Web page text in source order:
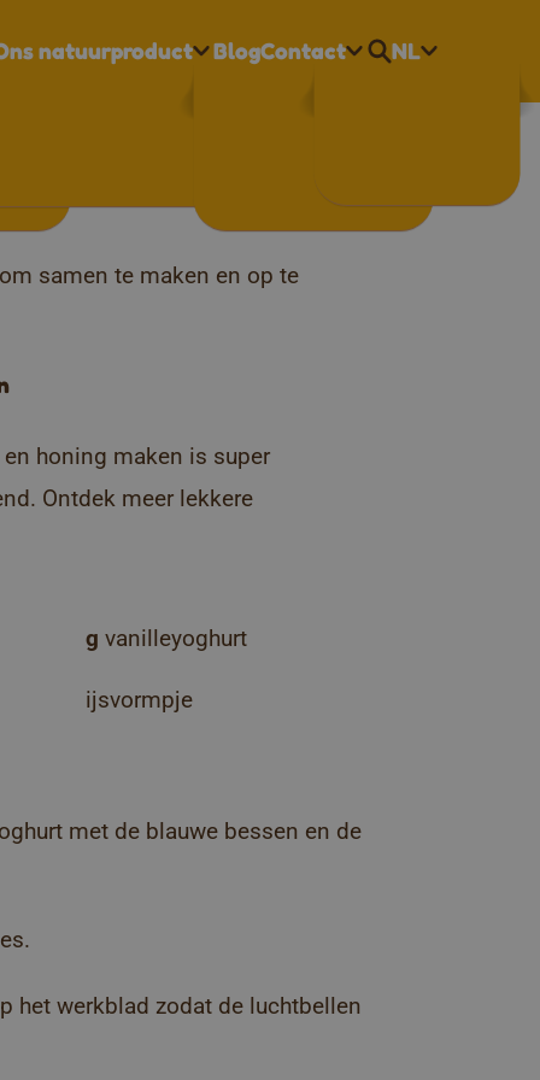
natuurproduct BlogContact NL
en
samen te maken en op te
honing maken is super
Ontdek meer lekkere
g vanilleyoghurt
ijsvormpje
met de blauwe bessen en de
het werkblad zodat de luchtbellen